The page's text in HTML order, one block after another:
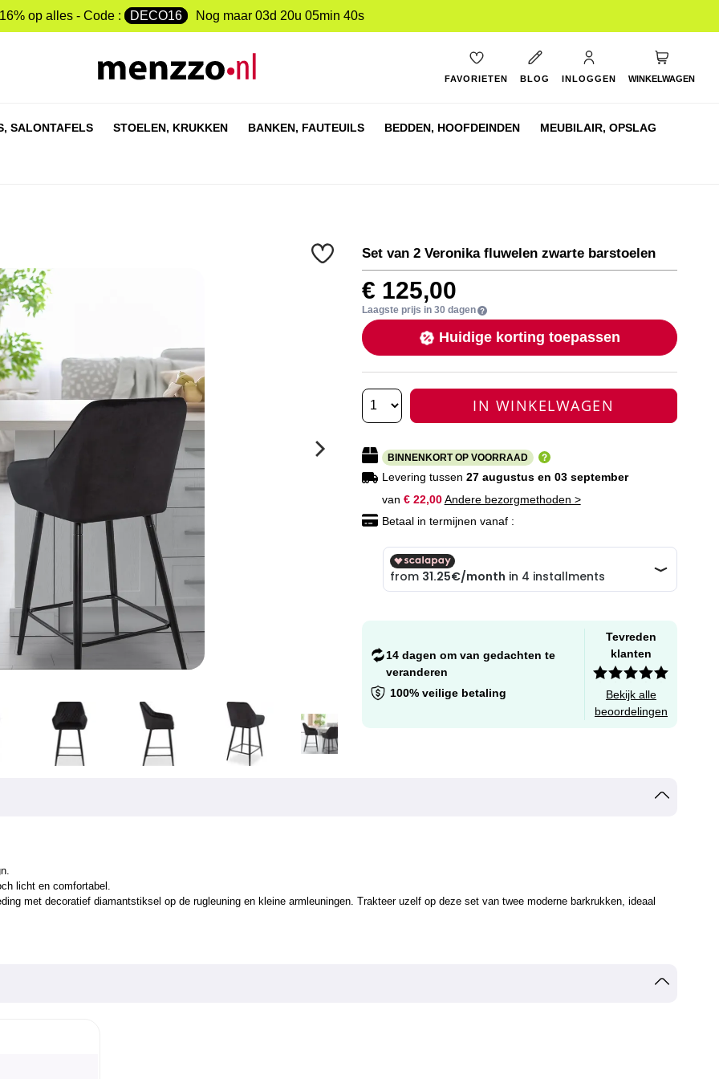
op alles - Code : DECO16 Nog maar 03d 20u 05min 39s
FAVORIETEN BLOG INLOGGEN WINKELWAGEN
SALONTAFELS STOELEN, KRUKKEN BANKEN, FAUTEUILS BEDDEN, HOOFDEINDEN MEUBILAIR, OPSLAG
Set van 2 Veronika fluwelen zwarte barstoelen
€ 125,00
Laagste prijs in 30 dagen
Huidige korting toepassen
IN WINKELWAGEN
BINNENKORT OP VOORRAAD
Levering tussen 27 augustus en 03 september
van € 22,00 Andere bezorgmethoden >
Betaal in termijnen vanaf :
14 dagen om van gedachten te
veranderen
100% veilige betaling
Tevreden
klanten
Bekijk alle
beoordelingen
licht en comfortabel.
met decoratief diamantstiksel op de rugleuning en kleine armleuningen. Trakteer uzelf op deze set van twee moderne barkrukken, ideaal